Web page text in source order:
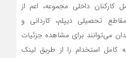
کارکنان داخلی مجموعه، اعم از
تحصیلی دیپلم، کاردانی و
می‌توانند برای مشاهده جزئیات
کامل استخدام را از طریق لینک